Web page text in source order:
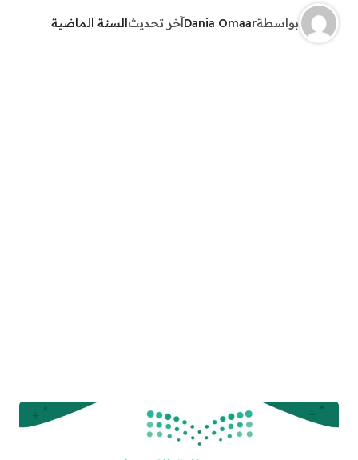
بواسطةDania Omaarآخر تحديثالسنة الماضية